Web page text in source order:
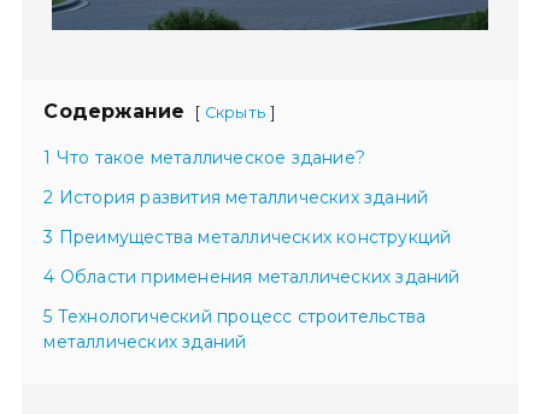
Содержание [ Скрыть ]
1 Что такое металлическое здание?
2 История развития металлических зданий
3 Преимущества металлических конструкций
4 Области применения металлических зданий
5 Технологический процесс строительства
металлических зданий